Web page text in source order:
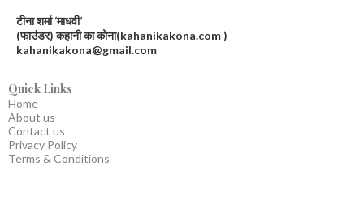
टीना शर्मा ‘माधवी’
(फाउंडर) कहानी का कोना(kahanikakona.com )
kahanikakona@gmail.com
Quick Links
Home
About us
Contact us
Privacy Policy
Terms & Conditions